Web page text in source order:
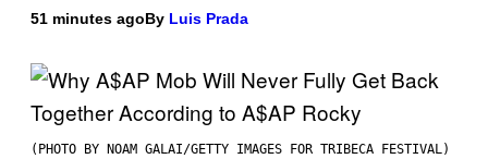
51 minutes agoBy Luis Prada
(PHOTO BY NOAM GALAI/GETTY IMAGES FOR TRIBECA FESTIVAL)